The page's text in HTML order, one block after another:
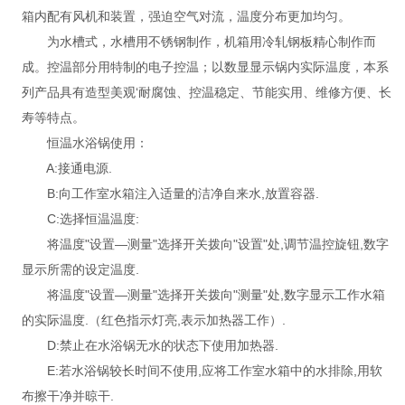
箱内配有风机和装置，强迫空气对流，温度分布更加均匀。
为水槽式，水槽用不锈钢制作，机箱用冷轧钢板精心制作而
成。控温部分用特制的电子控温；以数显显示锅内实际温度，本系
列产品具有造型美观‘耐腐蚀、控温稳定、节能实用、维修方便、长
寿等特点。
恒温水浴锅使用：
A:接通电源.
B:向工作室水箱注入适量的洁净自来水,放置容器.
C:选择恒温温度:
将温度"设置—测量"选择开关拨向"设置"处,调节温控旋钮,数字
显示所需的设定温度.
将温度"设置—测量"选择开关拨向"测量"处,数字显示工作水箱
的实际温度.（红色指示灯亮,表示加热器工作）.
D:禁止在水浴锅无水的状态下使用加热器.
E:若水浴锅较长时间不使用,应将工作室水箱中的水排除,用软
布擦干净并晾干.